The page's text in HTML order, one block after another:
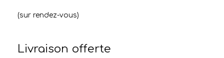
(sur rendez-vous)
Livraison offerte